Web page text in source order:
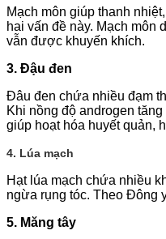
Mạch môn giúp thanh
hai vấn đề này. Mạch môn
vẫn được khuyến khích.
3. Đậu đen
Đâu đen chứa nhiều đạm
Khi nồng độ androgen
giúp hoạt hóa huyết quản,
4. Lúa mạch
Hạt lúa mạch chứa nhiều
ngừa rụng tóc. Theo Đông
5. Măng tây